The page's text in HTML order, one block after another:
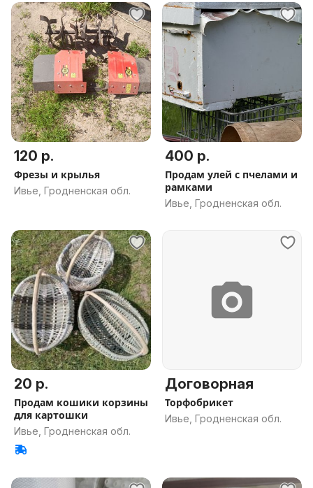
120 р.
Фрезы и крылья
Ивье, Гродненская обл.
400 р.
Продам улей с пчелами и
рамками
Ивье, Гродненская обл.
20 р.
Продам кошики корзины
для картошки
Ивье, Гродненская обл.
Договорная
Торфобрикет
Ивье, Гродненская обл.